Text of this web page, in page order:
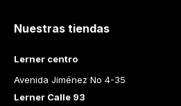
Nuestras tiendas
Lerner centro
Avenida Jiménez No 4-35
Lerner Calle 93